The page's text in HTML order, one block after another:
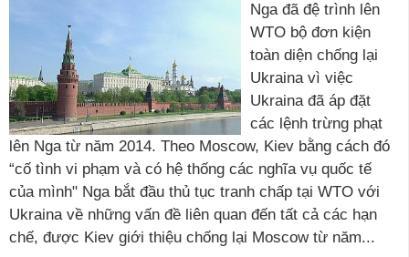
Nga đã đệ trình lên
WTO bộ đơn kiện
toàn diện chống lại
Ukraina vì việc
Ukraina đã áp đặt
các lệnh trừng phạt
lên Nga từ năm 2014. Theo Moscow, Kiev bằng cách đó
“cố tình vi phạm và có hệ thống các nghĩa vụ quốc tế
của mình" Nga bắt đầu thủ tục tranh chấp tại WTO với
Ukraina về những vấn đề liên quan đến tất cả các hạn
chế, được Kiev giới thiệu chống lại Moscow từ năm...